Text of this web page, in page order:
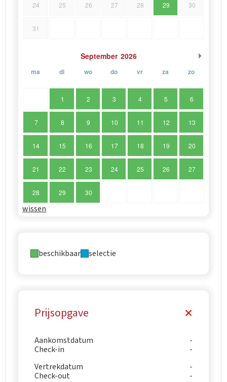
24 25 26 27 28 29 30
31
September 2026
ma di wo do vr za zo
1 2 3 4 5 6
7 8 9 10 11 12 13
14 15 16 17 18 19 20
21 22 23 24 25 26 27
28 29 30
wissen
beschikbaar selectie
Prijsopgave
Aankomstdatum
Check-in
Vertrekdatum
Check-out